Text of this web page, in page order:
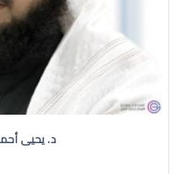
د. يحيى